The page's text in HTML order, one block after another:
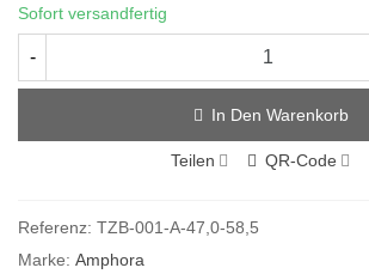
Sofort versandfertig
-
In Den Warenkorb
Teilen QR-Code
Referenz: TZB-001-A-47,0-58,5
Marke: Amphora